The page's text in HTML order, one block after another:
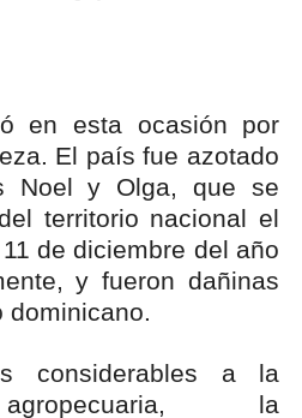
en esta ocasión por
El país fue azotado
Noel y Olga, que se
territorio nacional el
de diciembre del año
y fueron dañinas
dominicano.
considerables a la
la